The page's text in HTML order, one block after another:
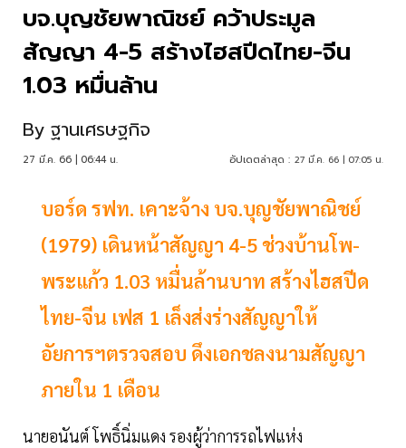
บจ.บุญชัยพาณิชย์ คว้าประมูล
สัญญา 4-5 สร้างไฮสปีดไทย-จีน
1.03 หมื่นล้าน
By ฐานเศรษฐกิจ
27 มี.ค. 66 | 06:44 น. อัปเดตล่าสุด : 27 มี.ค. 66 | 07:05 น.
บอร์ด รฟท. เคาะจ้าง บจ.บุญชัยพาณิชย์
(1979) เดินหน้าสัญญา 4-5 ช่วงบ้านโพ-
พระแก้ว 1.03 หมื่นล้านบาท สร้างไฮสปีด
ไทย-จีน เฟส 1 เล็งส่งร่างสัญญาให้
อัยการฯตรวจสอบ ดึงเอกชลงนามสัญญา
ภายใน 1 เดือน
นายอนันต์ โพธิ์นิ่มแดง รองผู้ว่าการรถไฟแห่ง